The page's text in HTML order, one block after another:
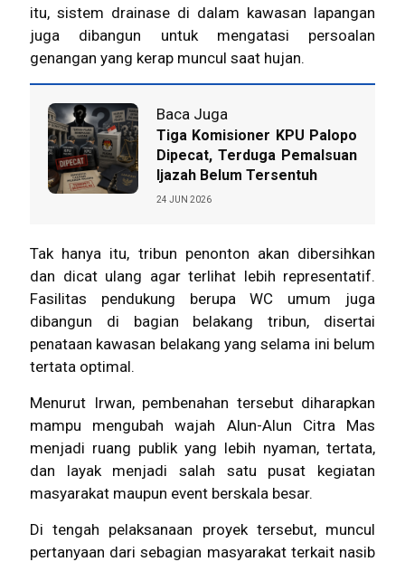
itu, sistem drainase di dalam kawasan lapangan
juga dibangun untuk mengatasi persoalan
genangan yang kerap muncul saat hujan.
Baca Juga
Tiga Komisioner KPU Palopo
Dipecat, Terduga Pemalsuan
Ijazah Belum Tersentuh
24 JUN 2026
Tak hanya itu, tribun penonton akan dibersihkan
dan dicat ulang agar terlihat lebih representatif.
Fasilitas pendukung berupa WC umum juga
dibangun di bagian belakang tribun, disertai
penataan kawasan belakang yang selama ini belum
tertata optimal.
Menurut Irwan, pembenahan tersebut diharapkan
mampu mengubah wajah Alun-Alun Citra Mas
menjadi ruang publik yang lebih nyaman, tertata,
dan layak menjadi salah satu pusat kegiatan
masyarakat maupun event berskala besar.
Di tengah pelaksanaan proyek tersebut, muncul
pertanyaan dari sebagian masyarakat terkait nasib